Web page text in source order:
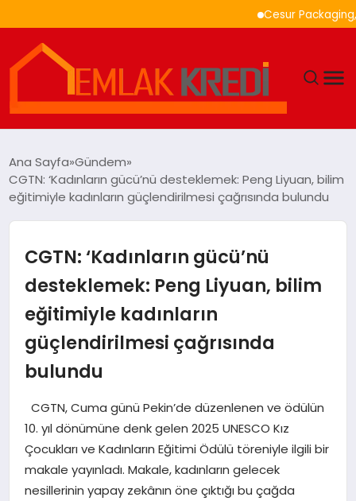
Cesur Packaging,
EKONOMI
MAGAZIN
SAĞLIK
SPOR
TEKNOLOJI
Ana Sayfa Gündem
CGTN: ‘Kadınların gücü’nü desteklemek: Peng Liyuan, bilim
eğitimiyle kadınların güçlendirilmesi çağrısında bulundu
CGTN: ‘Kadınların gücü’nü
desteklemek: Peng Liyuan, bilim
eğitimiyle kadınların
güçlendirilmesi çağrısında
bulundu
CGTN, Cuma günü Pekin’de düzenlenen ve ödülün
10. yıl dönümüne denk gelen 2025 UNESCO Kız
Çocukları ve Kadınların Eğitimi Ödülü töreniyle ilgili bir
makale yayınladı. Makale, kadınların gelecek
nesillerinin yapay zekânın öne çıktığı bu çağda